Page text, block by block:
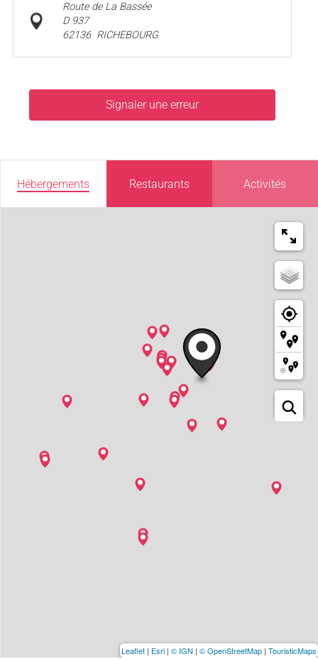
Route de La Bassée
D 937
62136 RICHEBOURG
Signaler une erreur
Hébergements Restaurants Activités
Leaflet | Esri | © IGN | © OpenStreetMap | TouristicMaps